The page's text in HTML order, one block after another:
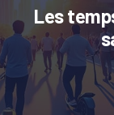
Les